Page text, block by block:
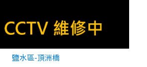
鹽水區-頂洲橋